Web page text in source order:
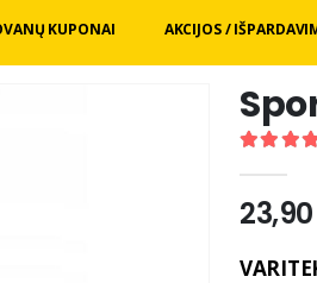
KUPONAI AKCIJOS /
23,90